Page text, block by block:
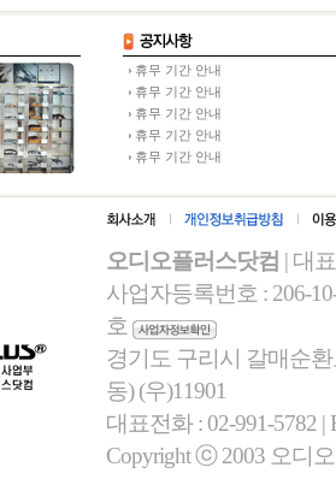
휴무 기간 안내
휴무 기간 안내
휴무 기간 안내
휴무 기간 안내
휴무 기간 안내
오디오플러스닷컴
| 대
사업자등록번호 : 206-
호
경기도 구리시 갈매순
동) (우)11901
대표전화 : 02-991-5782 |
Copyright ⓒ 2003 오디오